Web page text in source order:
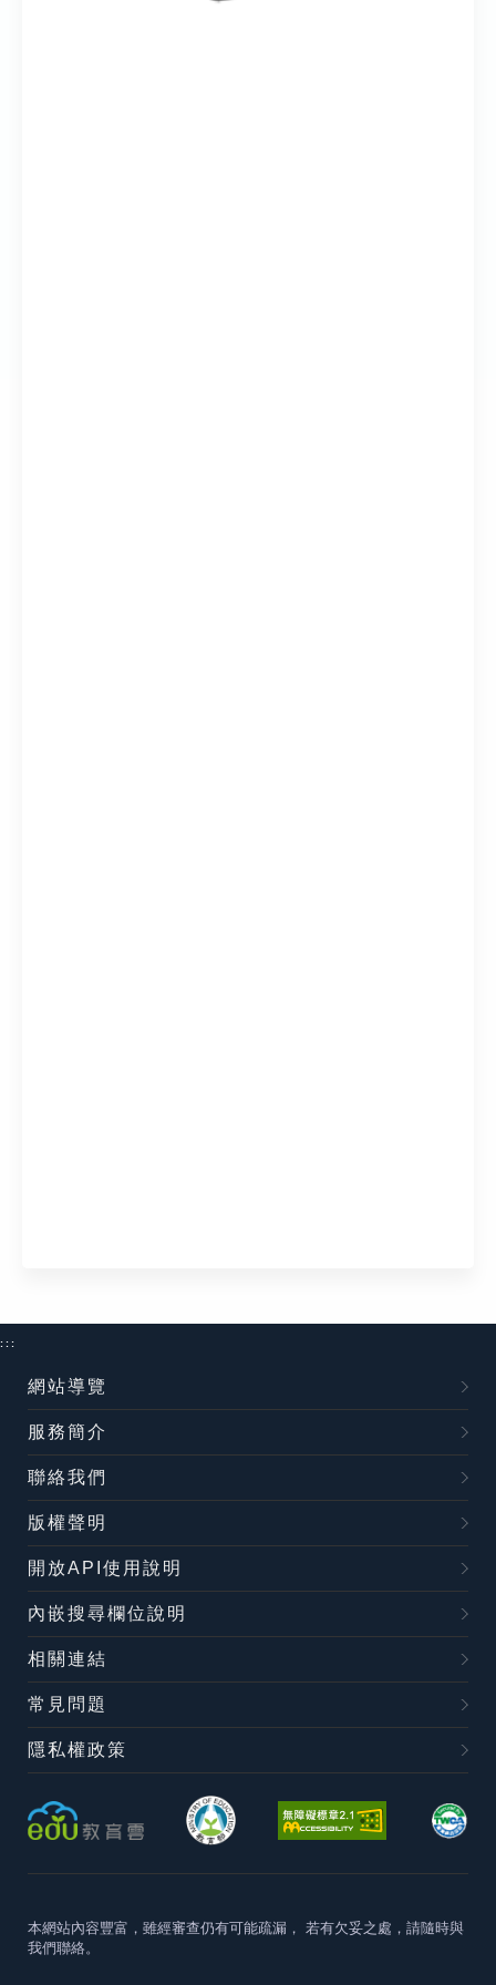
:::
網站導覽
服務簡介
聯絡我們
版權聲明
開放API使用說明
內嵌搜尋欄位說明
相關連結
常見問題
隱私權政策
本網站內容豐富，雖經審查仍有可能疏漏， 若有欠妥之處，請隨時與
我們聯絡。